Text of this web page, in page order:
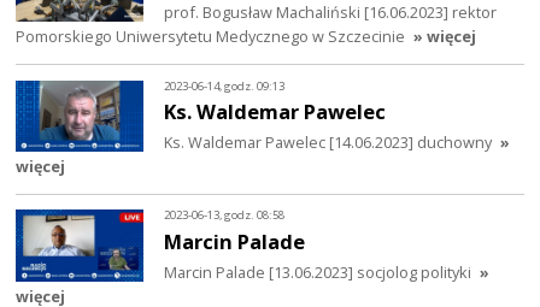
prof. Bogusław Machaliński [16.06.2023] rektor
Pomorskiego Uniwersytetu Medycznego w Szczecinie » więcej
2023-06-14, godz. 09:13
Ks. Waldemar Pawelec
Ks. Waldemar Pawelec [14.06.2023] duchowny »
więcej
2023-06-13, godz. 08:58
Marcin Palade
Marcin Palade [13.06.2023] socjolog polityki »
więcej